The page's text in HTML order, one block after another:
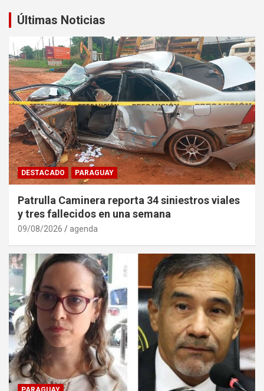
Últimas Noticias
DESTACADO PARAGUAY
Patrulla Caminera reporta 34 siniestros viales
y tres fallecidos en una semana
09/08/2026 agenda